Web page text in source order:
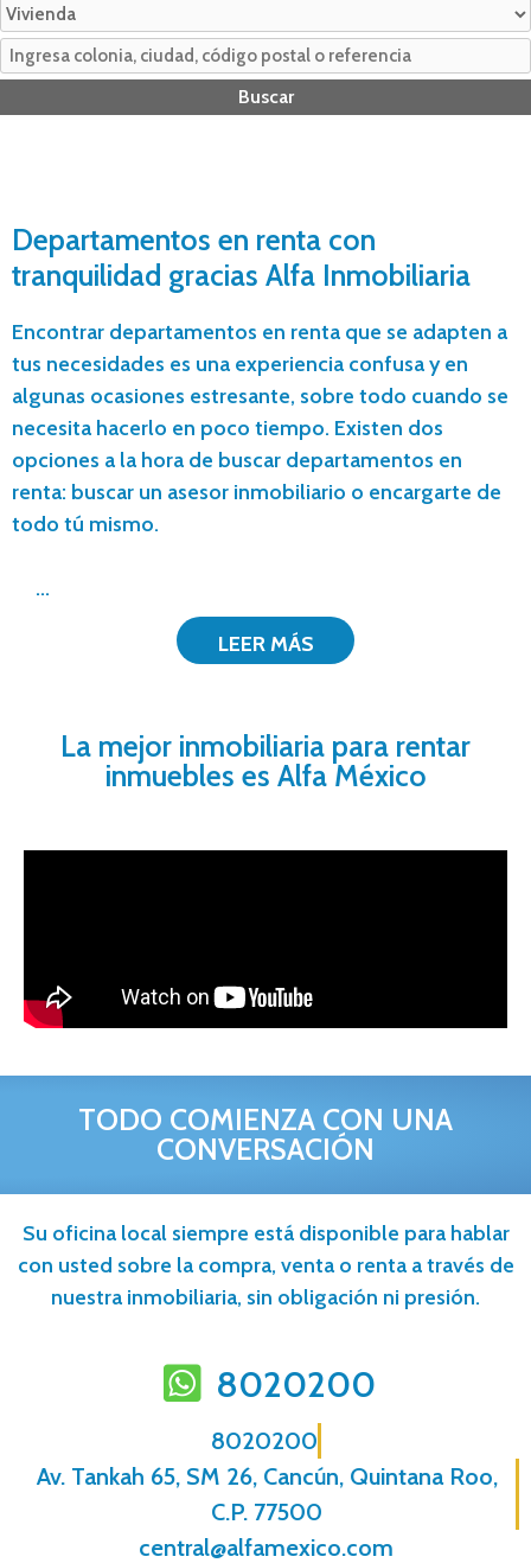
Departamentos en renta con
tranquilidad gracias Alfa Inmobiliaria
Encontrar departamentos en renta que se adapten a
tus necesidades es una experiencia confusa y en
algunas ocasiones estresante, sobre todo cuando se
necesita hacerlo en poco tiempo. Existen dos
opciones a la hora de buscar departamentos en
renta: buscar un asesor inmobiliario o encargarte de
todo tú mismo.
...
LEER MÁS
La mejor inmobiliaria para rentar
inmuebles es Alfa México
TODO COMIENZA CON UNA
CONVERSACIÓN
Su oficina local siempre está disponible para hablar
con usted sobre la compra, venta o renta a través de
nuestra inmobiliaria, sin obligación ni presión.
8020200
8020200
Av. Tankah 65, SM 26, Cancún, Quintana Roo,
C.P. 77500
central@alfamexico.com